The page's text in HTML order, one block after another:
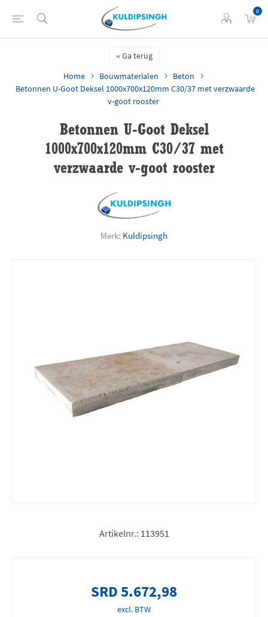
0
Ga terug
Home
Bouwmaterialen
Beton
Betonnen U-Goot Deksel 1000x700x120mm C30/37 met verzwaarde
v-goot rooster
Betonnen U-Goot Deksel
1000x700x120mm C30/37 met
verzwaarde v-goot rooster
Merk: Kuldipsingh
Artikelnr.: 113951
SRD 5.672,98
excl. BTW